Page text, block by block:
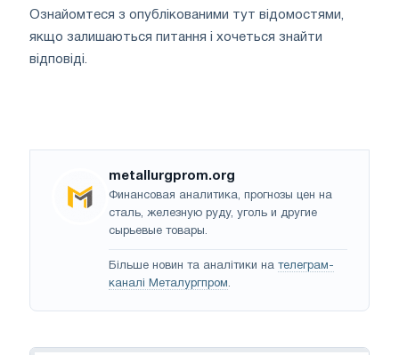
Ознайомтеся з опублікованими тут відомостями,
якщо залишаються питання і хочеться знайти
відповіді.
metallurgprom.org
Финансовая аналитика, прогнозы цен на
сталь, железную руду, уголь и другие
сырьевые товары.
Більше новин та аналітики на телеграм-
каналі Металургпром.